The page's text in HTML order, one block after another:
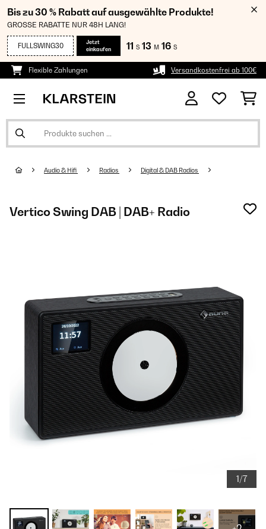
Bis zu 30 % Rabatt auf ausgewählte Produkte!
GROSSE RABATTE NUR 48H LANG!
FULLSWING30
Jetzt
einkaufen
11 S 13 M 16 S
Flexible Zahlungen Versandkostenfrei ab 100€
Audio & Hifi Radios Digital & DAB Radios
Vertico Swing DAB | DAB+ Radio
1/7